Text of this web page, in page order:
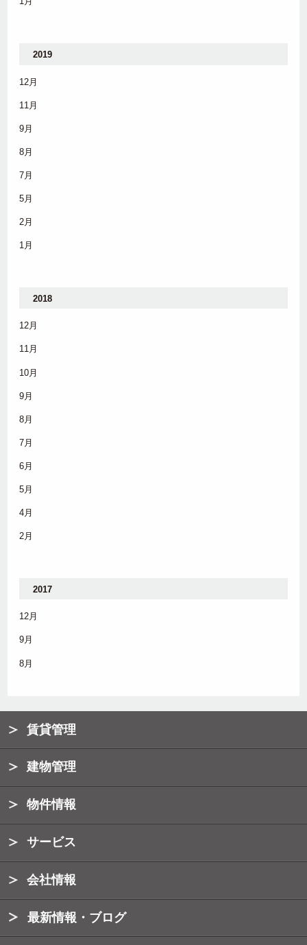
2019
12月
11月
9月
8月
7月
5月
2月
1月
2018
12月
11月
10月
9月
8月
7月
6月
5月
4月
2月
2017
12月
9月
8月
賃貸管理
建物管理
物件情報
サービス
会社情報
最新情報・ブログ